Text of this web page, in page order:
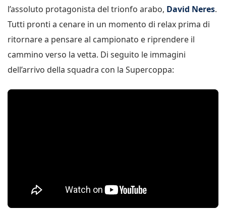
l’assoluto protagonista del trionfo arabo, David Neres.
Tutti pronti a cenare in un momento di relax prima di
ritornare a pensare al campionato e riprendere il
cammino verso la vetta. Di seguito le immagini
dell’arrivo della squadra con la Supercoppa: